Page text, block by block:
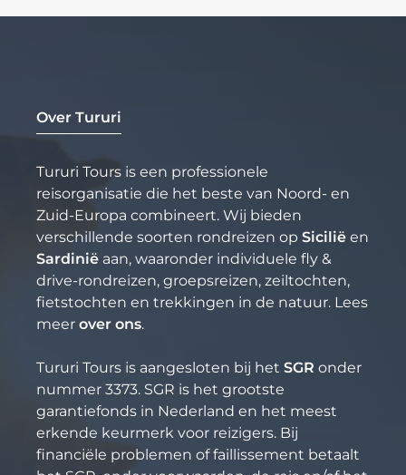
Over Tururi
Tururi Tours is een professionele
reisorganisatie die het beste van Noord- en
Zuid-Europa combineert. Wij bieden
verschillende soorten rondreizen op Sicilië en
Sardinië aan, waaronder individuele fly &
drive-rondreizen, groepsreizen, zeiltochten,
fietstochten en trekkingen in de natuur. Lees
meer over ons.
Tururi Tours is aangesloten bij het SGR onder
nummer 3373. SGR is het grootste
garantiefonds in Nederland en het meest
erkende keurmerk voor reizigers. Bij
financiële problemen of faillissement betaalt